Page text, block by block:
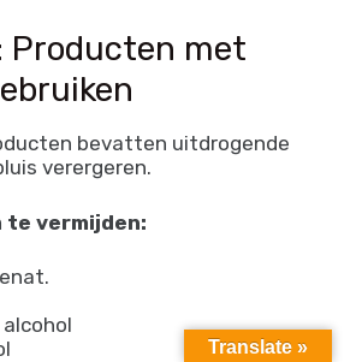
Producten met
bevatten uitdrogende
verergeren.
te vermijden:
Translate »